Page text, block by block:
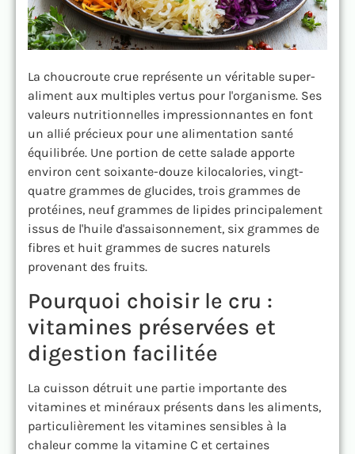
La choucroute crue représente un véritable super-
aliment aux multiples vertus pour l'organisme. Ses
valeurs nutritionnelles impressionnantes en font
un allié précieux pour une alimentation santé
équilibrée. Une portion de cette salade apporte
environ cent soixante-douze kilocalories, vingt-
quatre grammes de glucides, trois grammes de
protéines, neuf grammes de lipides principalement
issus de l'huile d'assaisonnement, six grammes de
fibres et huit grammes de sucres naturels
provenant des fruits.
Pourquoi choisir le cru :
vitamines préservées et
digestion facilitée
La cuisson détruit une partie importante des
vitamines et minéraux présents dans les aliments,
particulièrement les vitamines sensibles à la
chaleur comme la vitamine C et certaines